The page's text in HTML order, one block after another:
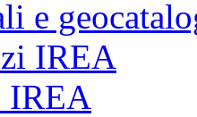
e
IREA
IREA